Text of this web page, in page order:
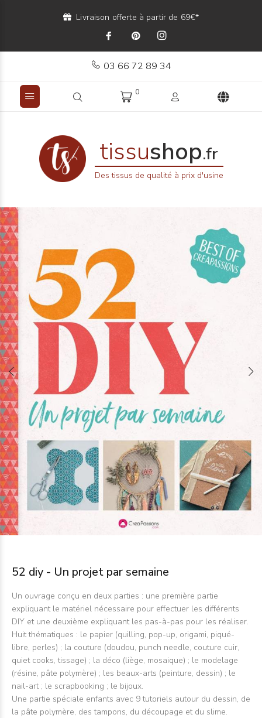
Livraison offerte à partir de 69€*
03 66 72 89 34
0
tissushop.fr
Des tissus de qualité à prix d'usine
52 diy - Un projet par semaine
Un ouvrage conçu en deux parties : une première partie
expliquant le matériel nécessaire pour effectuer les différents
DIY et une deuxième expliquant les pas-à-pas pour les réaliser.
Huit thématiques : le papier (quilling, pop-up, origami, piqué-
libre, perles) ; la couture (doudou, punch needle, couture cuir,
quiet cooks, tissage) ; la déco (liège, mosaique) ; le modelage
(résine, pâte polymère) ; les beaux-arts (peinture, dessin) ; le
nail-art ; le scrapbooking ; le bijoux.
Une partie spéciale enfants avec 9 tutoriels autour du dessin, de
la pâte polymère, des tampons, du découpage et du slime.